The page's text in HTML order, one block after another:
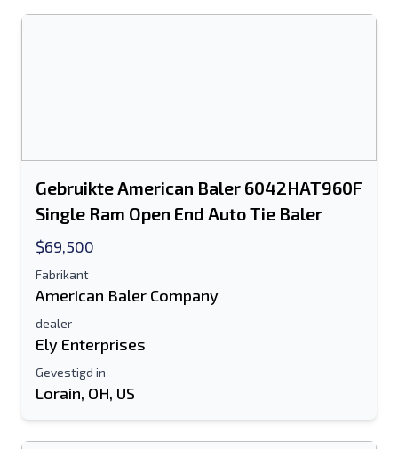
Gebruikte American Baler 6042HAT960F
Single Ram Open End Auto Tie Baler
$69,500
Fabrikant
American Baler Company
dealer
Ely Enterprises
Gevestigd in
Lorain, OH, US